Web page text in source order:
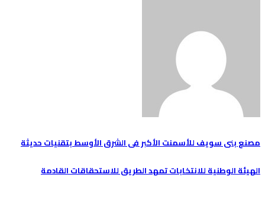
تصفّح
المقالات
مصنع بنى سويف للأسمنت الأكبر فى الشرق الأوسط بتقنيات حديثة
الهيئة الوطنية للانتخابات تمهد الطريق للاستحقاقات القادمة